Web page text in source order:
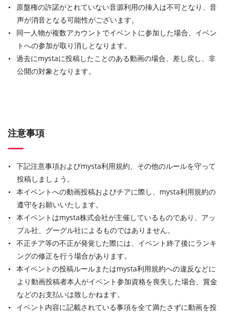
原盤権の許諾がとれていない音源利用の挿入は不可となり、音
声が消音となる可能性がございます。
同一人物が複数アカウントでイベントに参加した場合、イベン
トへの参加が取り消しとなります。
過去にmystaに投稿したことのある動画の場合、差し戻し、非
公開の対象となります。
注意事項
下記注意事項およびmysta利用規約、その他のルールを守って
投稿しましょう。
本イベントへの動画投稿およびチアに際し、mysta利用規約の
遵守をお願いいたします。
本イベントはmysta株式会社が主催しているものであり、アッ
プル社、グーグル社によるものではありません。
不正チア等の不正が発覚した際には、イベント終了後にランキ
ングの修正を行う場合があります。
本イベントの投稿ルールまたはmysta利用規約への違反などに
より動画投稿者本人がイベント参加資格を喪失した場合、賞金
などのお支払いは致しかねます。
イベント内容に記載されている事項を全て満たさずに動画を投